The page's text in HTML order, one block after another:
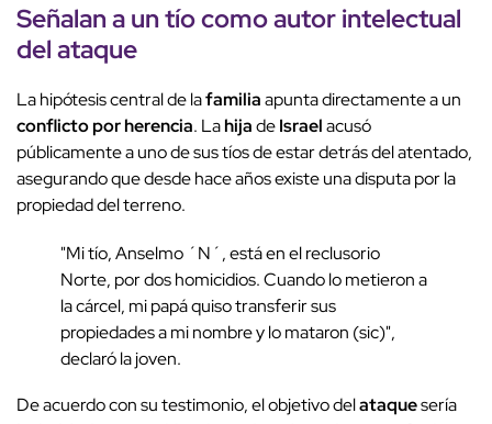
Señalan a untíocomoautor intelectual
delataque
La hipótesis central de lafamiliaapunta directamente a un
conflicto por herencia. LahijadeIsraelacusó
públicamente a uno de sus tíos de estar detrás del atentado,
asegurando que desde hace años existe una disputa por la
propiedad del terreno.
"Mi tío, Anselmo ´N´, está en el reclusorio
Norte, por dos homicidios. Cuando lo metieron a
la cárcel, mi papá quiso transferir sus
propiedades a mi nombre y lo mataron (sic)",
declaró la joven.
De acuerdo con su testimonio, el objetivo delataquesería